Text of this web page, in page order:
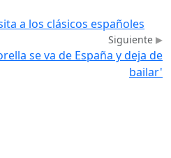
a los clásicos españoles
Siguiente
se va de España y deja de
bailar'